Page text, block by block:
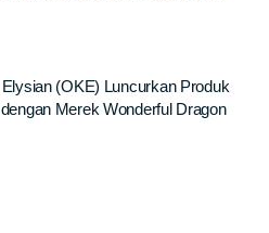
(OKE) Luncurkan Produk
Merek Wonderful Dragon